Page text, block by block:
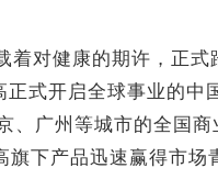
着对健康的期许，正式
式开启全球事业的中
、广州等城市的全国商
下产品迅速赢得市场